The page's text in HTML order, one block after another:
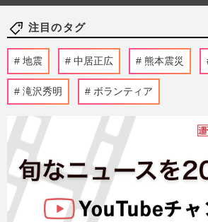
注目のタグ
地震 中居正広 熊本震災
滝沢秀明 ボランティア